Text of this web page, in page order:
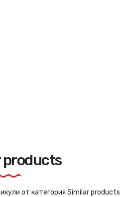
products
от категория Similar products